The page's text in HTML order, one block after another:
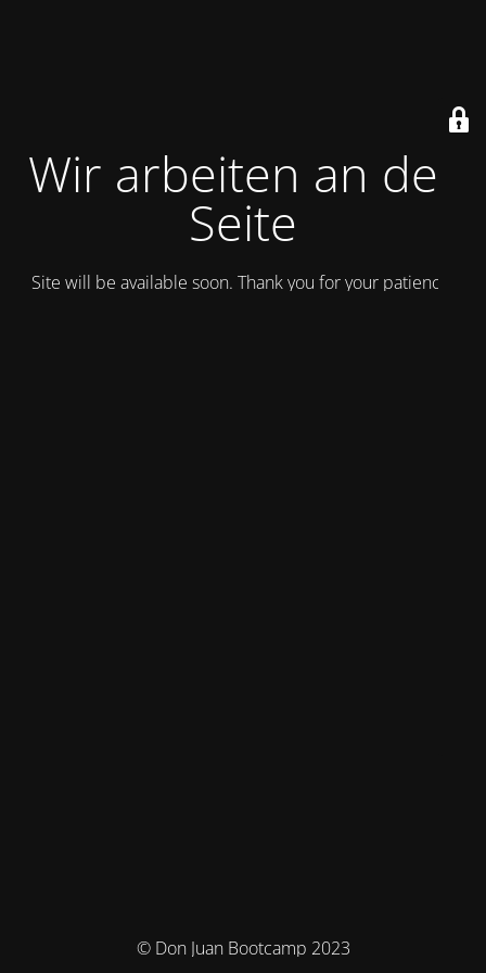
Wir arbeiten an der
Seite
Site will be available soon. Thank you for your patience!
© Don Juan Bootcamp 2023